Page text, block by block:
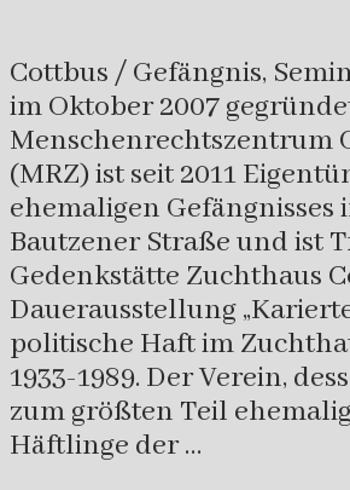
Cottbus / Gefängnis,
im Oktober 2007
Menschenrechtszentrum
(MRZ) ist seit 2011
ehemaligen Gefängnisses
Bautzener Straße und ist
Gedenkstätte Zuchthaus
Dauerausstellung
politische Haft im
1933-1989. Der Verein,
zum größten Teil
Häftlinge der …